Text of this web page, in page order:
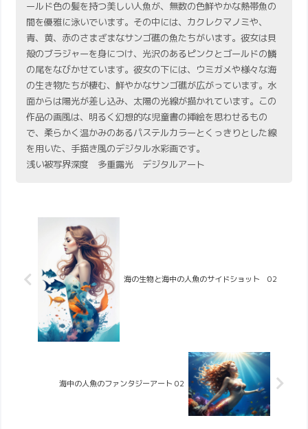
ールド色の髪を持つ美しい人魚が、無数の色鮮やかな熱帯魚の
間を優雅に泳いでいます。その中には、カクレクマノミや、
青、黄、赤のさまざまなサンゴ礁の魚たちがいます。彼女は貝
殻のブラジャーを身につけ、光沢のあるピンクとゴールドの鱗
の尾をなびかせています。彼女の下には、ウミガメや様々な海
の生き物たちが棲む、鮮やかなサンゴ礁が広がっています。水
面からは陽光が差し込み、太陽の光線が描かれています。この
作品の画風は、明るく幻想的な児童書の挿絵を思わせるもの
で、柔らかく温かみのあるパステルカラーとくっきりとした線
を用いた、手描き風のデジタル水彩画です。
浅い被写界深度 多重露光 デジタルアート
海の生物と海中の人魚のサイドショット 02
海中の人魚のファンタジーアート 02